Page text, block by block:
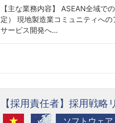
【主な業務内容】 ASEAN全域
定） 現地製造業コミュニティへ
サービス開発へ...
【採用責任者】採用戦略
ソフトウェ